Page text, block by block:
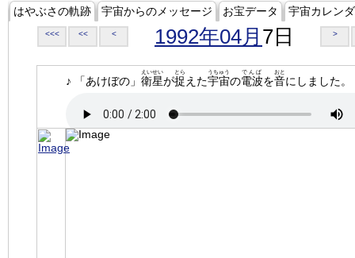
はやぶさの軌跡 宇宙からのメッセージ お宝データ 宇宙カレン
<<< << < 1992年04月 7日 >
♪ 「あけぼの」 衛星
えいせい
が捉
とら
えた宇宙
うちゅう
の電波
でんぱ
を音
おと
にしました。